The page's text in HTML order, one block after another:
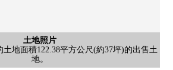
土地照片
地面積122.38平方公尺(約37坪)的出售土
地。
土地照片
售土地，沒有。能在喜歡的House廠商建
造。
土地照片
青梅街道近鄰商標居住地內
土地照片
超市或者便利店等的購物的位置
含有前面道路的外觀
新宿線"上石神井"車站步行11分鐘
含有前面道路的外觀
汽車的話，能使用JR中央線"吉祥寺"車站
或者"西荻窪"車站。
含有前面道路的外觀
劃以及貸款的模擬演示，另外關於房地產
請無論什麼吩咐。負責的工作人員易懂，
并且禮貌地對應。
含有前面道路的外觀
也一共一回請看周圍的居住環境。
其他當地
]沿青梅街道近鄰商標居住地內
含有前面道路的外觀
面道路]比諮詢心等候。
練馬上石神井南店(約395m)
步行5分鐘。
馬關町南2丁目商店(約335m)
家常菜，日用品，書籍，酒類，香煙被辦
設置有。為在步行即到的距離有突然在需
的時候，也容易利用。
關町南2丁目商店(約335m)
步行5分鐘。
練馬上石神井南店(約435m)
用品，食品被辦理。信用卡或者條形碼，
。在WEB上刊登了傳單。/營業時間：從
10:00到22:30
關的第一郵局(約20m)
步行1分鐘。
善福寺公園(約530m)
池塘的周圍包圍的自然富裕的都營公園。
，卡車等的水鳥棲息，而且銀杏，櫟
，睡蓮等的各種各樣的植物被在園裡栽種
長靴石神井小學(約1170m)
朋友享受會話，一邊好像能上學的距離。
的孩子聰明的孩子健壯的孩子"。在HP上
登了上課風景或者提供伙食。
長靴石神井中學(約1230m)
易去的距離俱樂部活動或者傳統事情有意
且下課後能渡過no時間。